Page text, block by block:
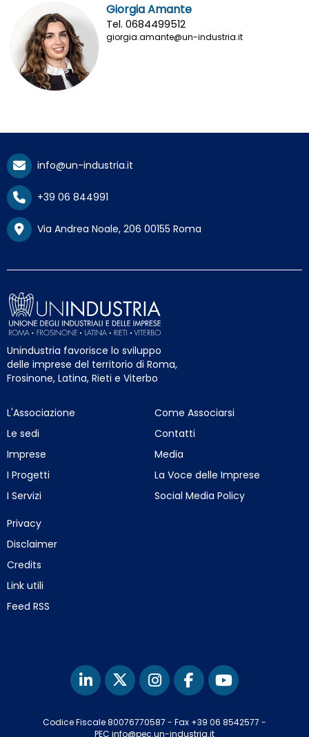
Giorgia Amante
Tel. 0684499512
giorgia.amante@un-industria.it
info@un-industria.it
+39 06 844991
Via Andrea Noale, 206 00155 Roma
Unindustria favorisce lo sviluppo
delle imprese del territorio di Roma,
Frosinone, Latina, Rieti e Viterbo
L'Associazione
Le sedi
Imprese
I Progetti
I Servizi
Come Associarsi
Contatti
Media
La Voce delle Imprese
Social Media Policy
Privacy
Disclaimer
Credits
Link utili
Feed RSS
Codice Fiscale 80076770587 - Fax +39 06 8542577 -
PEC info@pec.un-industria.it